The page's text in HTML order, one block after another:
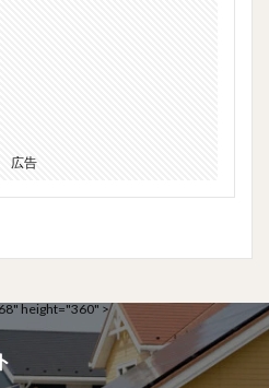
広告
height="360" >